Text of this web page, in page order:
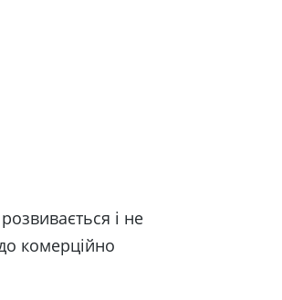
і не
комерційно